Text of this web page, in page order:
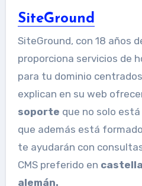
SiteGround
SiteGround, con 18 años
proporciona servicios de
para tu dominio
explican en su web
soporte que no solo
que además está
te ayudarán con
CMS preferido en
alemán.